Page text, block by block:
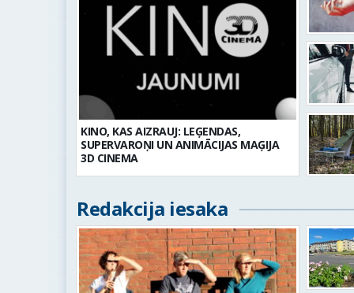
KINO, KAS AIZRAUJ: LEĢENDAS,
SUPERVAROŅI UN ANIMĀCIJAS MAĢIJA
3D CINEMA
Redakcija iesaka